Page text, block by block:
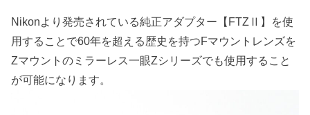
Nikonより発売されている純正アダプター【FTZⅡ】を使
用することで60年を超える歴史を持つFマウントレンズを
Zマウントのミラーレス一眼Zシリーズでも使用すること
が可能になります。